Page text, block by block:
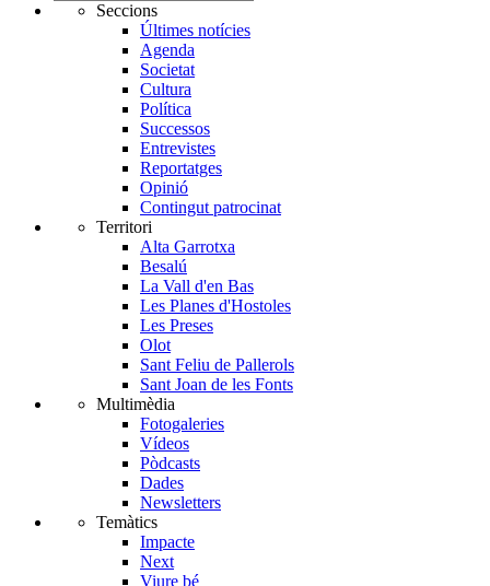
Seccions
Últimes notícies
Agenda
Societat
Cultura
Política
Successos
Entrevistes
Reportatges
Opinió
Contingut patrocinat
Territori
Alta Garrotxa
Besalú
La Vall d'en Bas
Les Planes d'Hostoles
Les Preses
Olot
Sant Feliu de Pallerols
Sant Joan de les Fonts
Multimèdia
Fotogaleries
Vídeos
Pòdcasts
Dades
Newsletters
Temàtics
Impacte
Next
Viure bé